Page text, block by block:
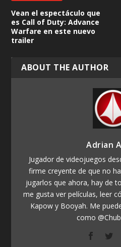
Vean el espectáculo que
es Call of Duty: Advance
Warfare en este nuevo
trailer
ABOUT THE AUTHOR
Adrian
Jugador de videojuegos
firme creyente de que no
jugarlos que ahora, hay de
me gusta ver películas, leer
Kapow y Booyah. Me
como